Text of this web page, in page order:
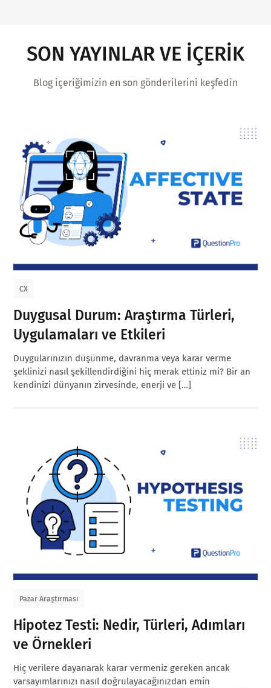
SON YAYINLAR VE İÇERİK
Blog içeriğimizin en son gönderilerini keşfedin
CX
Duygusal Durum: Araştırma Türleri,
Uygulamaları ve Etkileri
Duygularınızın düşünme, davranma veya karar verme
şeklinizi nasıl şekillendirdiğini hiç merak ettiniz mi? Bir an
kendinizi dünyanın zirvesinde, enerji ve […]
Pazar Araştırması
Hipotez Testi: Nedir, Türleri, Adımları
ve Örnekleri
Hiç verilere dayanarak karar vermeniz gereken ancak
varsayımlarınızı nasıl doğrulayacağınızdan emin